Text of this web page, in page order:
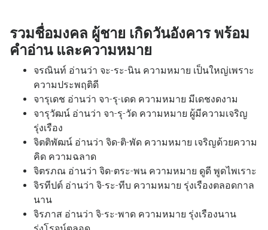
รวมชื่อมงคล ผู้ชาย เกิดวันอังคาร พร้อม
คำอ่าน และความหมาย
จรณินท์ อ่านว่า จะ-ระ-นิน ความหมาย เป็นใหญ่เพราะ
ความประพฤติดี
จารุเดช อ่านว่า จา-รุ-เดด ความหมาย มีเดชงดงาม
จารุวัฒน์ อ่านว่า จา-รุ-วัด ความหมาย ผู้มีความเจริญ
รุ่งเรือง
จิตติพัฒน์ อ่านว่า จิด-ติ-พัด ความหมาย เจริญด้วยความ
คิด ความฉลาด
จิตรภณ อ่านว่า จิด-ตระ-พน ความหมาย ดูดี พูดไพเราะ
จิรทีปต์ อ่านว่า จิ-ระ-ทีบ ความหมาย รุ่งเรืองตลอดกาล
นาน
จิรภาส อ่านว่า จิ-ระ-พาด ความหมาย รุ่งเรืองนาน